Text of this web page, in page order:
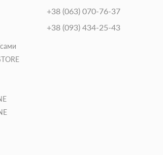
+38 (063) 070-76-37
+38 (093) 434-25-43